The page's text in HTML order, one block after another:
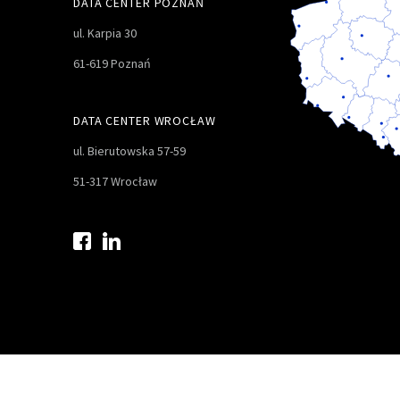
ul. Karpia 30
61-619 Poznań
DATA CENTER WROCŁAW
ul. Bierutowska 57-59
51-317 Wrocław